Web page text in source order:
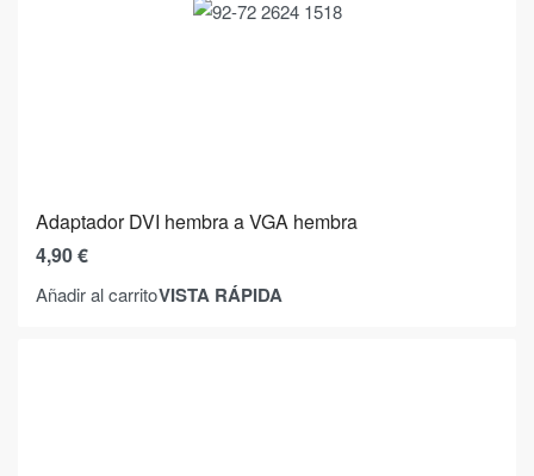
Adaptador DVI hembra a VGA hembra
4,90€
Añadir al carritoVISTA RÁPIDA